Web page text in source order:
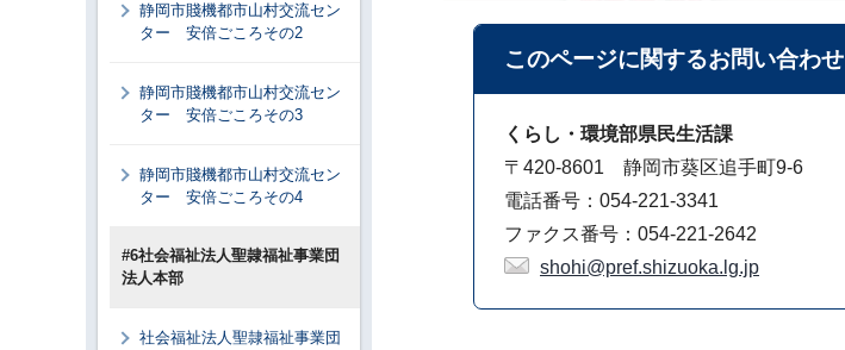
このページに関するお問い合わせ
くらし・環境部県民生活課
〒420-8601 静岡市葵区追手町9-6
電話番号：054-221-3341
ファクス番号：054-221-2642
shohi@pref.shizuoka.lg.jp
静岡市賤機都市山村交流セン
ター 安倍ごころその2
静岡市賤機都市山村交流セン
ター 安倍ごころその3
静岡市賤機都市山村交流セン
ター 安倍ごころその4
#6社会福祉法人聖隷福祉事業団
法人本部
社会福祉法人聖隷福祉事業団